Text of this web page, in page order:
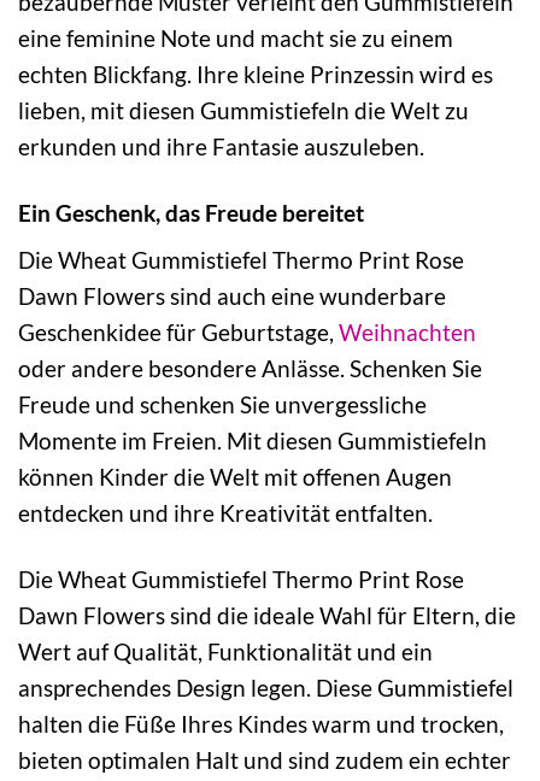
eine feminine Note und macht sie zu einem
echten Blickfang. Ihre kleine Prinzessin wird es
lieben, mit diesen Gummistiefeln die Welt zu
erkunden und ihre Fantasie auszuleben.
Ein Geschenk, das Freude bereitet
Die Wheat Gummistiefel Thermo Print Rose
Dawn Flowers sind auch eine wunderbare
Geschenkidee für Geburtstage, Weihnachten
oder andere besondere Anlässe. Schenken Sie
Freude und schenken Sie unvergessliche
Momente im Freien. Mit diesen Gummistiefeln
können Kinder die Welt mit offenen Augen
entdecken und ihre Kreativität entfalten.
Die Wheat Gummistiefel Thermo Print Rose
Dawn Flowers sind die ideale Wahl für Eltern, die
Wert auf Qualität, Funktionalität und ein
ansprechendes Design legen. Diese Gummistiefel
halten die Füße Ihres Kindes warm und trocken,
bieten optimalen Halt und sind zudem ein echter